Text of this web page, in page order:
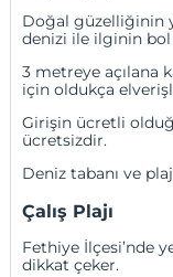
Doğal güzelliğinin
denizi ile ilginin bol
3 metreye açılana
için oldukça
Girişin ücretli
ücretsizdir.
Deniz tabanı ve
Çalış Plajı
Fethiye İlçesi’nde
dikkat çeker.